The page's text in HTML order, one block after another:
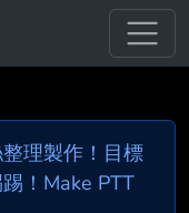
理製作！目標
！Make PTT